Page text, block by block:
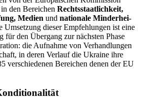
den Berei­chen Rechts­staat­lich­keit,
Medien und natio­nale Min­der­hei­
Umset­zung dieser Emp­feh­lun­gen ist eine
für den Über­gang zur nächs­ten Phase
die Auf­nahme von Ver­hand­lun­gen
in deren Verlauf die Ukraine ihre
ver­schie­de­nen Berei­chen denen der EU